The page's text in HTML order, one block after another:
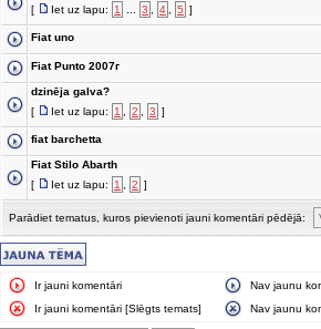
[
Iet uz lapu: 1 3 4 5 ]
Fiat uno
Fiat Punto 2007г
dzinēja galva?
[
Iet uz lapu: 1 2 3 ]
fiat barchetta
Fiat Stilo Abarth
[
Iet uz lapu: 1 2 ]
Parādiet tematus, kuros pievienoti jauni komentāri pēdējā:
Ir jauni komentāri
Nav jaunu
Ir jauni komentāri [Slēgts temats]
Nav jaunu